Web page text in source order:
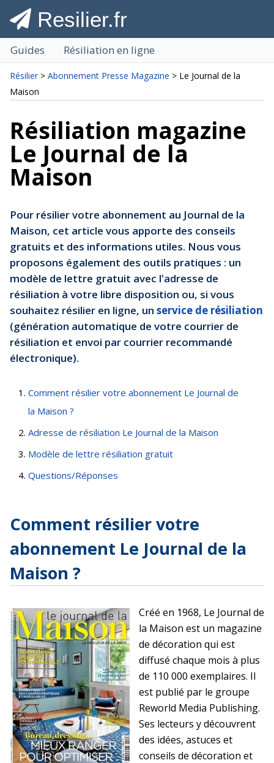
Resilier.fr
Guides Résiliation en ligne
Résilier > Abonnement Presse Magazine > Le Journal de la
Maison
Résiliation magazine
Le Journal de la
Maison
Pour résilier votre abonnement au Journal de la
Maison, cet article vous apporte des conseils
gratuits et des informations utiles. Nous vous
proposons également des outils pratiques : un
modèle de lettre gratuit avec l'adresse de
résiliation à votre libre disposition ou, si vous
souhaitez résilier en ligne, un service de résiliation
(génération automatique de votre courrier de
résiliation et envoi par courrier recommandé
électronique).
Comment résilier votre abonnement Le Journal de
la Maison ?
Adresse de résiliation Le Journal de la Maison
Modèle de lettre résiliation gratuit
Questions/Réponses
Comment résilier votre
abonnement Le Journal de la
Maison ?
Créé en 1968, Le Journal de
la Maison est un magazine
de décoration qui est
diffusé chaque mois à plus
de 110 000 exemplaires. Il
est publié par le groupe
Reworld Media Publishing.
Ses lecteurs y découvrent
des idées, astuces et
conseils de décoration et